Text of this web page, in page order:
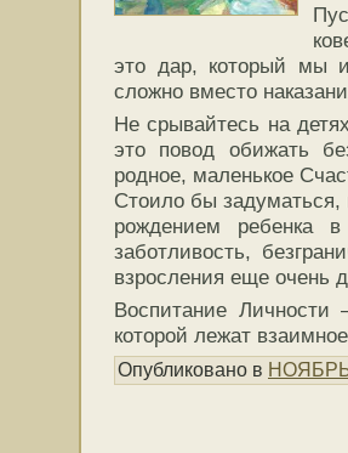
это дар, который мы
сложно вместо
Не срывайтесь на
это повод обижать
родное, маленькое
Стоило бы задуматься,
рождением ребенка в
заботливость,
взросления еще очень
Воспитание Личности
которой лежат
Опубликовано в